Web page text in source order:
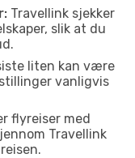
Travellink sjekker
slik at du
liten kan være
vanligvis
flyreiser med
Travellink